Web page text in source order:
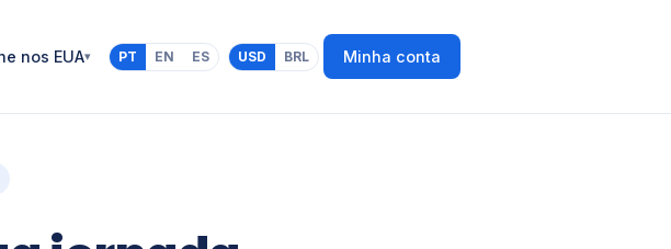
nos EUA▾ PT EN ES USD BRL Minha conta